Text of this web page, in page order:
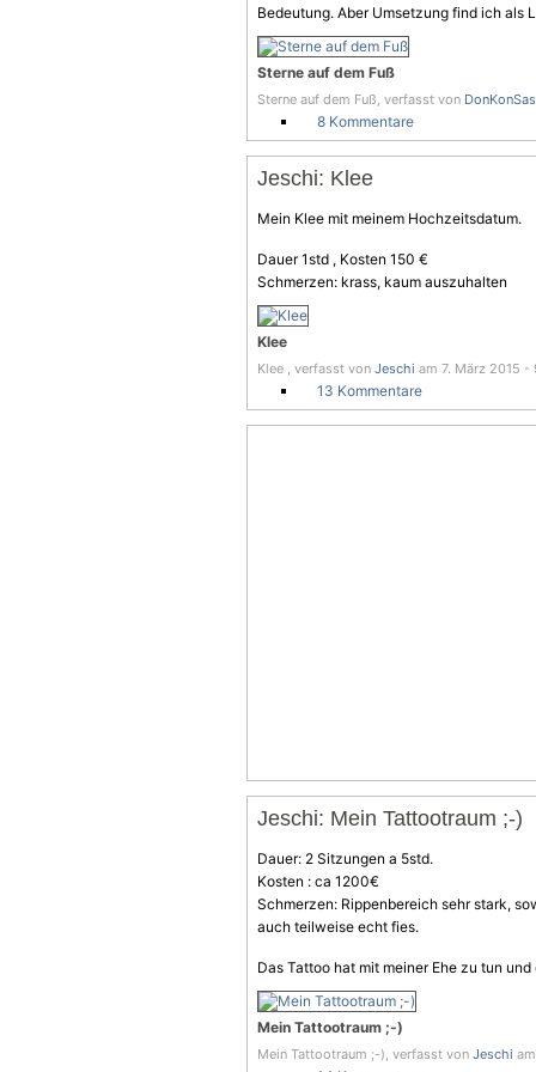
Bedeutung. Aber Umsetzung find ich als
Sterne auf dem Fuß
Sterne auf dem Fuß, verfasst von DonKonSas
8 Kommentare
Jeschi: Klee
Mein Klee mit meinem Hochzeitsdatum.
Dauer 1std , Kosten 150 €
Schmerzen: krass, kaum auszuhalten
Klee
Klee , verfasst von Jeschi am 7. März 2015 -
13 Kommentare
Jeschi: Mein Tattootraum ;-)
Dauer: 2 Sitzungen a 5std.
Kosten : ca 1200€
Schmerzen: Rippenbereich sehr stark,
auch teilweise echt fies.
Das Tattoo hat mit meiner Ehe zu tun
Mein Tattootraum ;-)
Mein Tattootraum ;-), verfasst von Jeschi